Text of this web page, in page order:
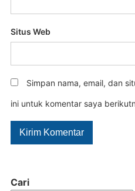
Cari
Situs Web
Simpan nama, email, dan
ini untuk komentar saya